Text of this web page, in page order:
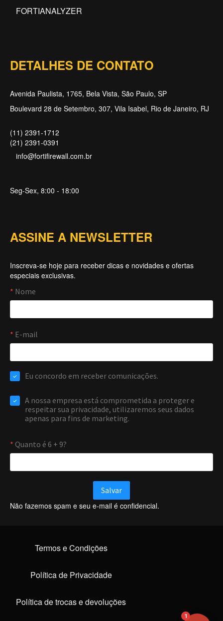
FORTIANALYZER
DETALHES DE CONTATO
Avenida Paulista, 1765, Bela Vista, São Paulo, SP
Boulevard 28 de Setembro, 307, Vila Isabel, Rio de Janeiro, RJ
(11) 2391-1712
(21) 2391-0391
info@fortifirewall.com.br
Seg-Sex, 8:00 - 18:00
ASSINE A NEWSLETTER
Inscreva-se hoje para receber dicas e novidades e ofertas
especiais exclusivas.
Não fazemos spam e seu e-mail é confidencial.
Termos e Condições
Política de Privacidade
Política de trocas e devoluções
Online agora
Aceito receber comunicações da Forti Firewall
Solicitar atendimento
1